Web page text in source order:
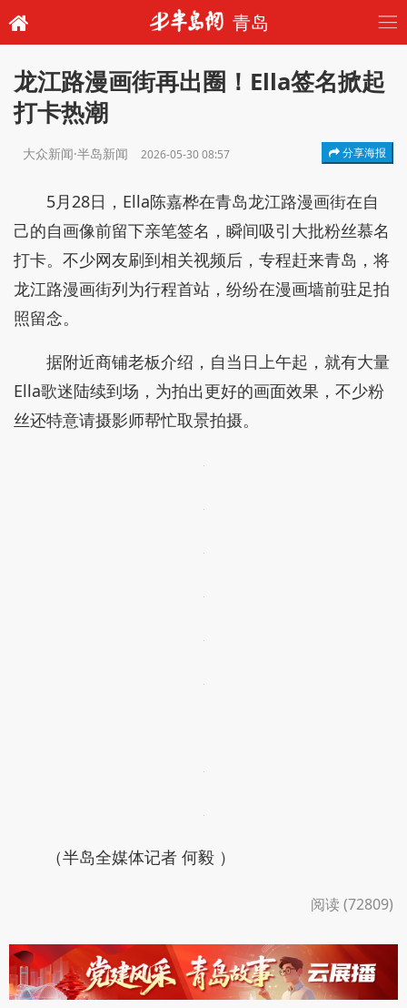
青岛
龙江路漫画街再出圈！Ella签名掀起
打卡热潮
大众新闻·半岛新闻 2026-05-30 08:57 分享海报
5月28日，Ella陈嘉桦在青岛龙江路漫画街在自
己的自画像前留下亲笔签名，瞬间吸引大批粉丝慕名
打卡。不少网友刷到相关视频后，专程赶来青岛，将
龙江路漫画街列为行程首站，纷纷在漫画墙前驻足拍
照留念。
据附近商铺老板介绍，自当日上午起，就有大量
Ella歌迷陆续到场，为拍出更好的画面效果，不少粉
丝还特意请摄影师帮忙取景拍摄。
（半岛全媒体记者 何毅 ）
阅读 (72809)